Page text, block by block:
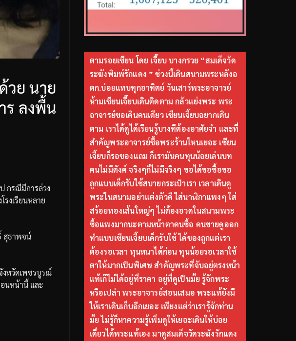
วย นาย
ร ลงพื้น
กรณีมีการล่วง
รงเรียนหลาย
สุธาพจน์
งหวัดเพชรบูรณ์
นหน้านี้ และ
ตามรอยเซียน โดย เจี๊ยบ บางกรวย “สมเด็จวัด
ระฆังพิมพ์รักแดง ” ช่วงนี้เดินสนามพระหลังอ
ตก.บ่อยแทบทุกอาทิตย์ วันเสาร์พระอาจารย์
ห้ามเซียนเจี๊ยบเดินติดตาม กลัวแย่งพระ พระ
อาจารย์ขอเดินคนเดียว เซียนเจี๊ยบอยากเดิน
ตาม เราได้ดูได้เรียนรู้บางทีต้องอาศัยจำ และที่
สำคัญพระอาจารย์ซื้อพระร้านไหนเยอะ เซียน
เจี๊ยบก็รอของแถม ก็เรามันคนทุนน้อยเล่นบท
คนไม่มีตังค์ จริงๆก็ไม่มีจริงๆ ขอได้ขอซื้อขอ
ถูกแบบเด็กรับใช้สบายกระเป๋าเรา เวลาเดินดู
พระในสนามอย่าแต่งตัวดี ใส่นาฬิกาแพงๆ ใส่
สร้อยทองเส้นใหญ่ๆ ไม่ต้องอวดในสนามพระ
ซื้อแพงมากนะตามหน้าตาคนซื้อ คนขายดูออก
ทำแบบเซียนเจี๊ยบเด็กรับใช้ ได้ของถูกแต่เรา
ต้องรอเวลา ทุนหนาได้ก่อน ทุนน้อยรอเวลาใช้
ตาให้มากเป็นพิเศษ สำคัญพระที่จับอยู่ตรงหน้า
แท้เก๊ไม่ได้อยู่ที่ราคา อยู่ที่ดูเป็นมั้ย รู้จักพระ
หรือเปล่า พระอาจารย์สอนเสมอ พระแท้ยังมี
ให้เราเดินเก็บอีกเยอะ เพียงแต่ว่าเรารู้จักท่าน
มั้ย ไม่รู้ก็หาความรู้เพิ่มดูให้เยอะเดินให้บ่อย
เดี๋ยวได้พระแท้เอง มาดูสมเด็จวัดระฆังรักแดง